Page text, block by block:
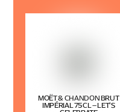
MOËT & CHANDON BRUT
IMPÉRIAL 75CL – LET’S